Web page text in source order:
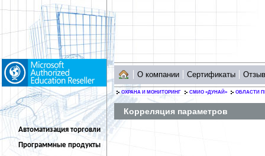
Автоматизация торговли
Программные продукты
О компании Сертификаты
ОХРАНА И МОНИТОРИНГ СМИО «ДУНАЙ» ОБЛАСТИ
Корреляция параметров